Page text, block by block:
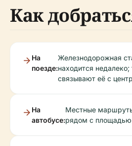
Как
На
поезде:
Железнодорожная
находится
связывают её с
На
автобусе:
Местные
рядом с